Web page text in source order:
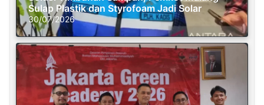
Sulap Plastik dan Styrofoam Jadi Solar
30/07/2026